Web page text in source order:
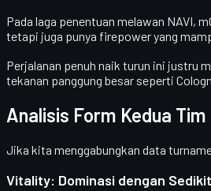
Pada laga penentuan melawan NAVI,
tetapi juga punya firepower yang
Perjalanan penuh naik turun ini justru
tekanan panggung besar seperti
Analisis Form Kedua
Jika kita menggabungkan data
Vitality: Dominasi dengan